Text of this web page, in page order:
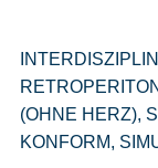
(OHNE HERZ),
KONFORM,